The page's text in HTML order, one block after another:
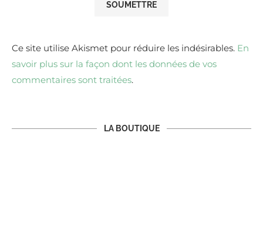
Ce site utilise Akismet pour réduire les indésirables. En
savoir plus sur la façon dont les données de vos
commentaires sont traitées.
LA BOUTIQUE